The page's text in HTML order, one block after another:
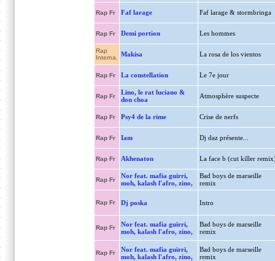
Rap Fr Faf larage Faf larage & stormbringa
Rap Fr Demi portion Les hommes
Rap
Interna.
Makisa La rosa de los vientos
Rap Fr La constellation Le 7e jour
Rap Fr
Lino, le rat luciano &
don choa
Atmosphère suspecte
Rap Fr Psy4 de la rime Crise de nerfs
Rap Fr Iam Dj daz présente...
Rap Fr Akhenaton La face b (cut killer
Rap Fr
Nor feat. mafia guirri,
moh, kalash l'afro, zino,
Bad boys de marseille
remix
Rap Fr Dj poska Intro
Rap Fr
Nor feat. mafia guirri,
moh, kalash l'afro, zino,
Bad boys de marseille
remix
Rap Fr
Nor feat. mafia guirri,
moh, kalash l'afro, zino,
Bad boys de marseille
remix